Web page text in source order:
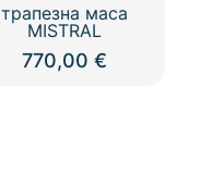
трапезна маса
MISTRAL
770,00€